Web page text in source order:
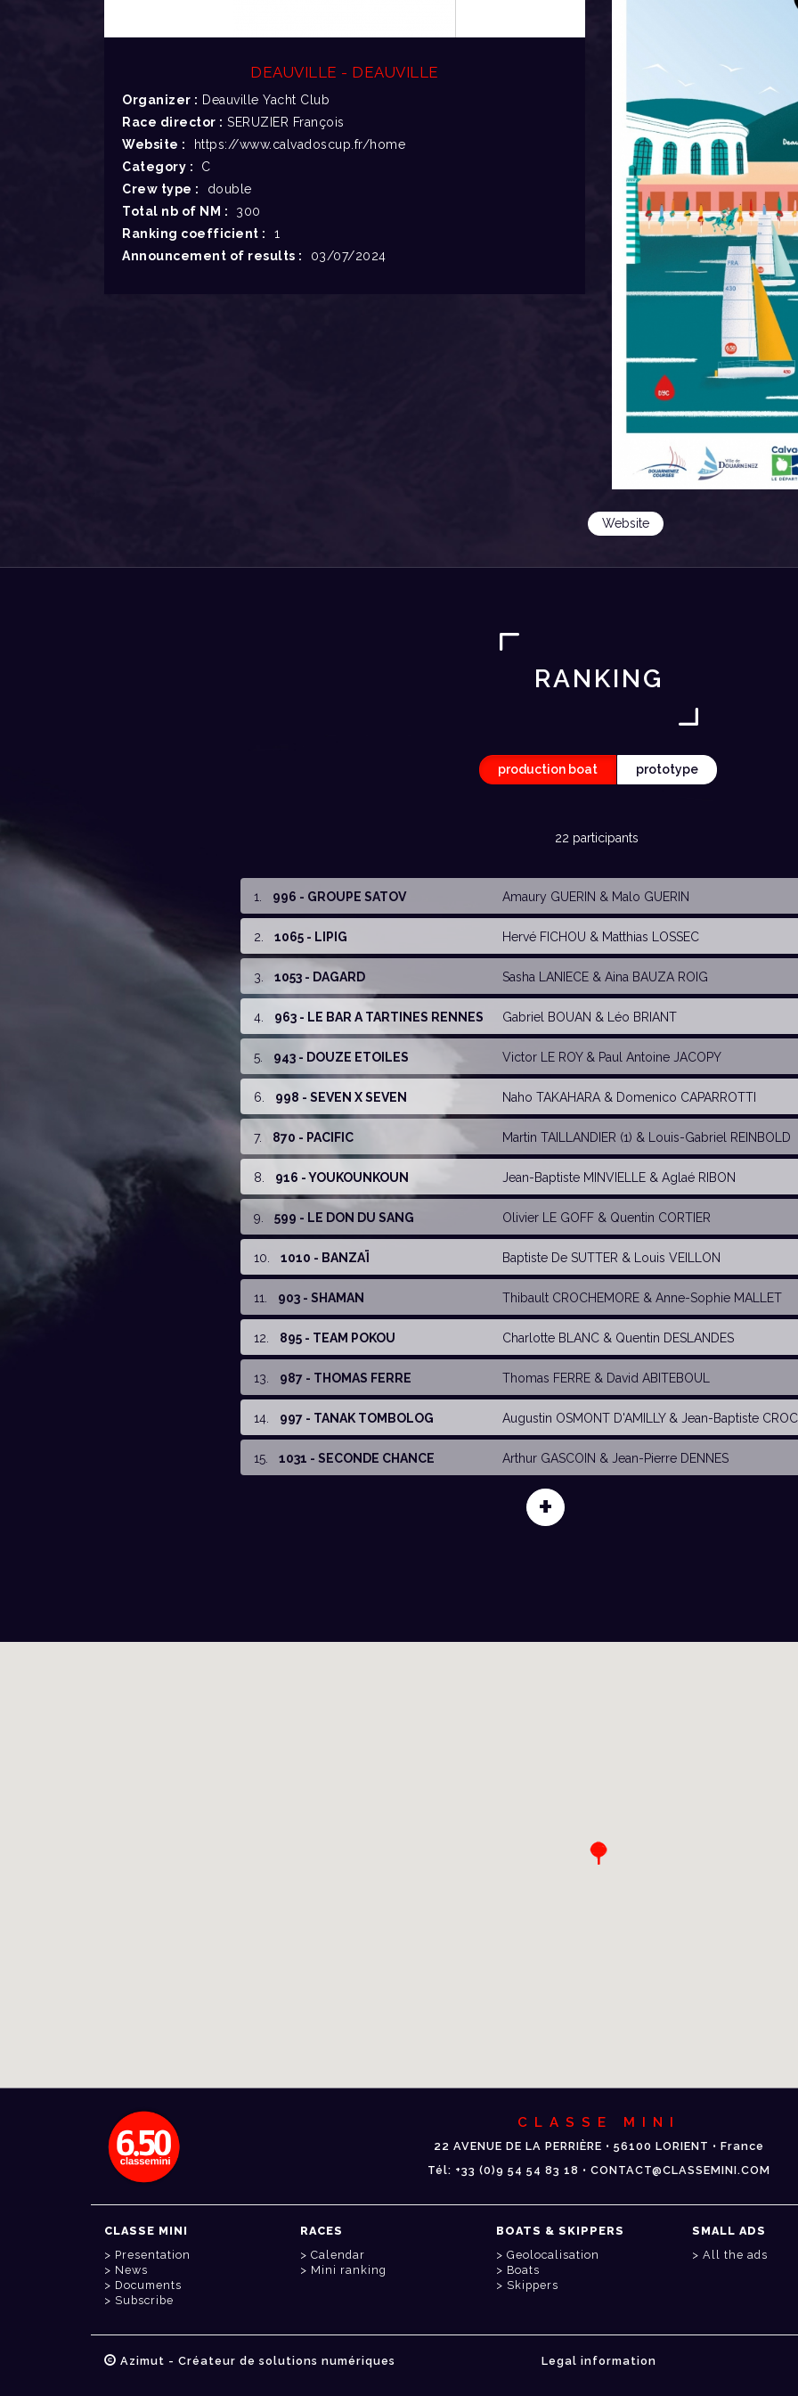
DEAUVILLE - DEAUVILLE
Organizer : Deauville Yacht Club
Race director : SERUZIER François
Website :
https://www.calvadoscup.fr/home
Category : C
Crew type : double
Total nb of NM : 300
Ranking coefficient : 1
Announcement of results : 03/07/2024
Website
RANKING
production boat prototype
22 participants
1. 996 - GROUPE SATOV Amaury GUERIN & Malo GUERIN
2. 1065 - LIPIG Hervé FICHOU & Matthias LOSSEC
3. 1053 - DAGARD Sasha LANIECE& Aina BAUZA ROIG
4. 963 - LE BAR A TARTINES RENNES Gabriel BOUAN & Léo BRIANT
5. 943 - DOUZE ETOILES Victor LE ROY& Paul Antoine JACOPY
6. 998 - SEVEN X SEVEN Naho TAKAHARA& Domenico CAPARROTTI
7. 870 - PACIFIC Martin TAILLANDIER (1) & Louis-Gabriel REINBOLD
8. 916 - YOUKOUNKOUN Jean-Baptiste MINVIELLE& Aglaé RIBON
9. 599 - LE DON DU SANG Olivier LE GOFF& Quentin CORTIER
10. 1010 - BANZAÏ Baptiste De SUTTER & Louis VEILLON
11. 903 - SHAMAN Thibault CROCHEMORE& Anne-Sophie MALLET
12. 895 - TEAM POKOU Charlotte BLANC & Quentin DESLANDES
13. 987 - THOMAS FERRE Thomas FERRE& David ABITEBOUL
14. 997 - TANAK TOMBOLOG Augustin OSMONT D'AMILLY& Jean-Baptiste
15. 1031 - SECONDE CHANCE Arthur GASCOIN & Jean-Pierre DENNES
+
CLASSE MINI
22 AVENUE DE LA PERRIÈRE • 56100 LORIENT • France
Tél: +33 (0)9 54 54 83 18 • CONTACT@CLASSEMINI.COM
CLASSE MINI
Presentation
News
Documents
Subscribe
RACES
Calendar
Mini ranking
BOATS & SKIPPERS
Geolocalisation
Boats
Skippers
SMALL ADS
All the ads
Azimut - Créateur de solutions numériques Legal information